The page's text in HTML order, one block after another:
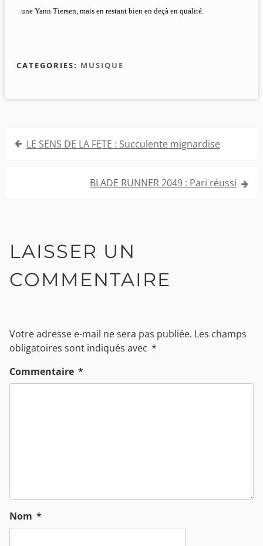
une Yann Tiersen, mais en restant bien en deçà en qualité.
CATEGORIES: MUSIQUE
Navigation
LE SENS DE LA FETE : Succulente mignardise
BLADE RUNNER 2049 : Pari réussi
LAISSER UN
COMMENTAIRE
Votre adresse e-mail ne sera pas publiée. Les champs
obligatoires sont indiqués avec *
Commentaire *
Nom *